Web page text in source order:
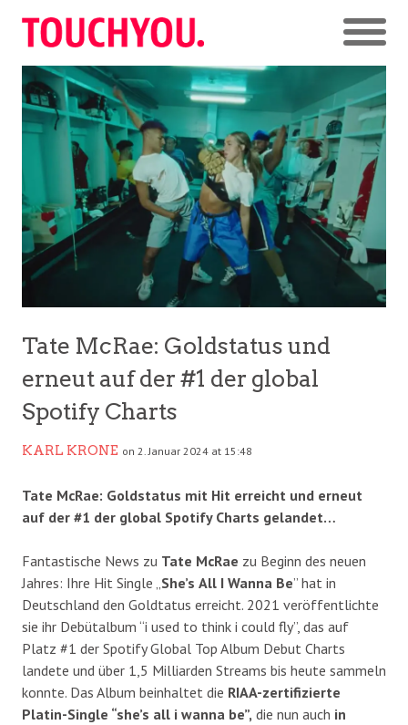
Tate McRae: Goldstatus und
erneut auf der #1 der global
Spotify Charts
KARL KRONE on 2. Januar 2024 at 15:48
Tate McRae: Goldstatus mit Hit erreicht und erneut
auf der #1 der global Spotify Charts gelandet…
Fantastische News zu Tate McRae zu Beginn des neuen
Jahres: Ihre Hit Single „ She’s All I Wanna Be” hat in
Deutschland den Goldtatus erreicht. 2021 veröffentlichte
sie ihr Debütalbum “i used to think i could fly”, das auf
Platz #1 der Spotify Global Top Album Debut Charts
landete und über 1,5 Milliarden Streams bis heute sammeln
konnte. Das Album beinhaltet die RIAA-zertifizierte
Platin-Single “she’s all i wanna be”, die nun auch in